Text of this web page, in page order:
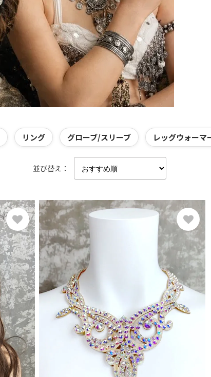
リング グローブ/スリーブ レッグウォーマ
並び替え：